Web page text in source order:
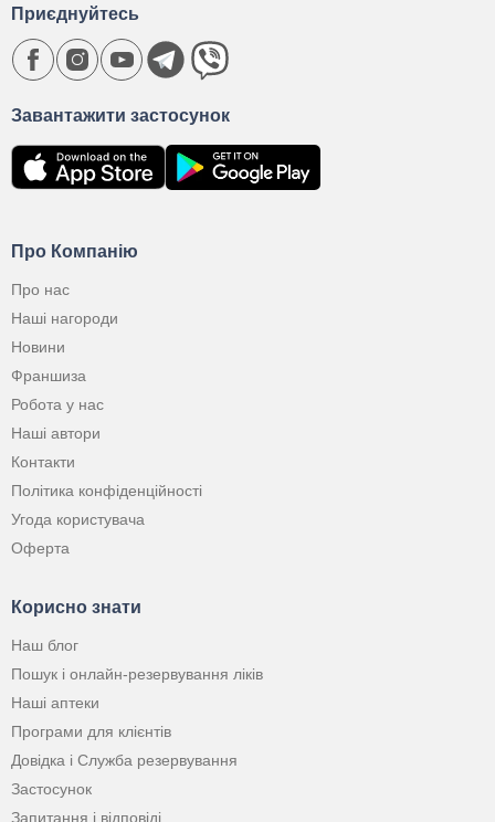
Про Компанію
Про нас
Наші нагороди
Новини
Франшиза
Робота у нас
Наші автори
Контакти
Політика конфіденційності
Угода користувача
Оферта
Корисно знати
Наш блог
Пошук і онлайн-резервування ліків
Наші аптеки
Програми для клієнтів
Довідка і Служба резервування
Застосунок
Запитання і відповіді
Завантажити застосунок
Приєднуйтесь